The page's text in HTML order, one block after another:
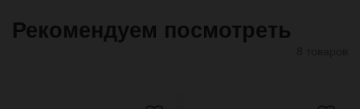
Рекомендуем посмотреть